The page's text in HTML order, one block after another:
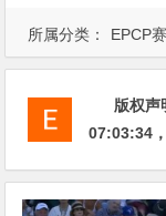
所属分类： EPCP
版权声
07:03:34